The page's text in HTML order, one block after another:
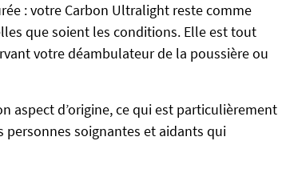
: votre Carbon Ultralight reste comme
que soient les conditions. Elle est tout
votre déambulateur de la poussière ou
aspect d’origine, ce qui est particulièrement
personnes soignantes et aidants qui